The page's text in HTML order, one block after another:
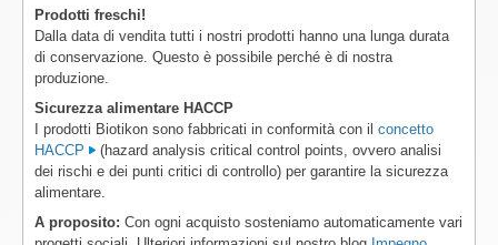
Prodotti freschi!
Dalla data di vendita tutti i nostri prodotti hanno una lunga durata
di conservazione. Questo è possibile perché è di nostra
produzione.
Sicurezza alimentare HACCP
I prodotti Biotikon sono fabbricati in conformità con il concetto
HACCP
(hazard analysis critical control points, ovvero analisi
dei rischi e dei punti critici di controllo) per garantire la sicurezza
alimentare.
A proposito: Con ogni acquisto sosteniamo automaticamente vari